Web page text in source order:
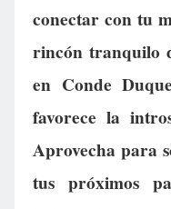
conectar con tu
rincón tranquilo
en Conde
favorece la
Aprovecha para
tus próximos